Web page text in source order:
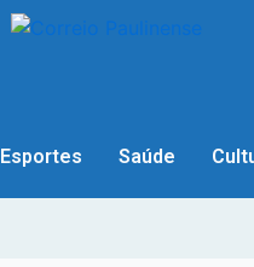
Esportes Saúde